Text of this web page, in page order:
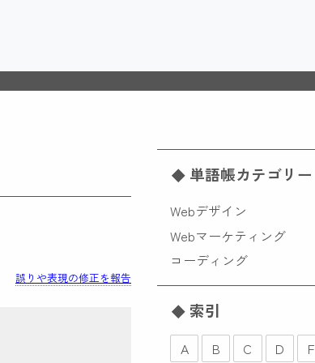
誤りや表現の修正を報告
単語帳カテゴリー
Webデザイン
Webマーケティング
コーディング
索引
A B C D
F